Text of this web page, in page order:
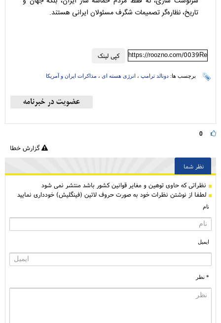
تاریخ، نظاره‌گر تصمیمات شگرف مسئولان ایرانی هستند.
کپی لینک https://roozno.com/0039Re
برچسب ها: دونالد ترامپ ، انرژی هسته ای ، مذاکرات ایران و آمریکا
0
گزارش خطا
نظر شما
نظراتی كه حاوی توهین و مغایر قوانین کشور باشد منتشر نمی شود
لطفا از نوشتن نظرات خود به صورت حروف لاتین (فینگلیش) خودداری نمایید
نام
ایمیل
* نظر